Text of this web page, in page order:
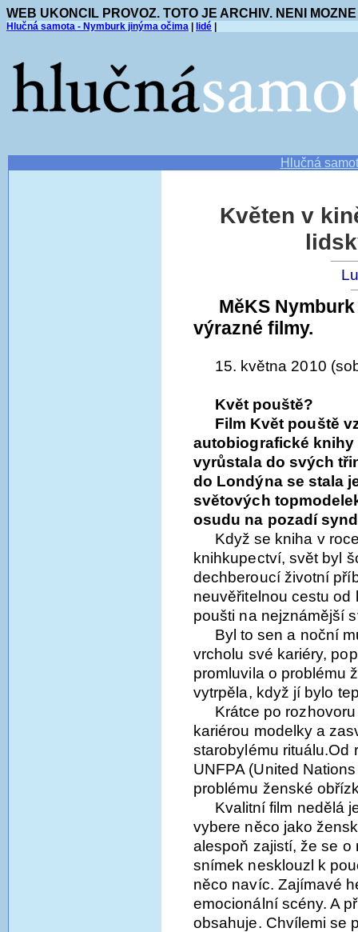
WEB UKONCIL PROVOZ. TOTO JE ARCHIV. NENI
Hlučná samota - Nymburk jinýma očima lidé
Hlučná
Květen v
MěKS
výrazné filmy.
15. května 2010
Květ pouště?
Film Květ pouště
autobiografické knihy
vyrůstala do svých
do Londýna se stala
světových
osudu na pozadí
Když se kniha v
knihkupectví, svět byl
dechberoucí životní
neuvěřitelnou cestu
poušti na nejznámější
Byl to sen a noční
vrcholu své kariéry,
promluvila o problému
vytrpěla, když jí bylo
Krátce po
kariérou modelky a
starobylému rituálu.Od
UNFPA (United
problému ženské
Kvalitní film nedělá
vybere něco jako
alespoň zajistí, že se o
snímek nesklouzl k
něco navíc. Zajímavé
emocionální scény. A
obsahuje. Chvílemi se